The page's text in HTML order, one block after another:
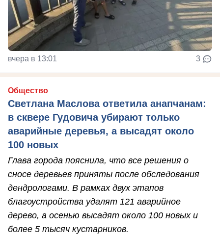
вчера в 13:01 3
Общество
Светлана Маслова ответила анапчанам:
в сквере Гудовича убирают только
аварийные деревья, а высадят около
100 новых
Глава города пояснила, что все решения о
сносе деревьев приняты после обследования
дендрологами. В рамках двух этапов
благоустройства удалят 121 аварийное
дерево, а осенью высадят около 100 новых и
более 5 тысяч кустарников.